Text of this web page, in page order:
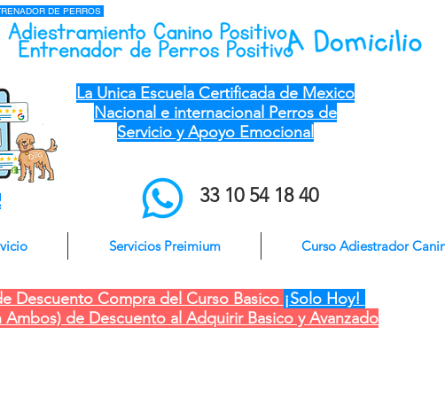
el mejor entrenador de perros a domicilio qro ver pue gdl cdmx mty cdmx modest
dog adiestramiento canino
La Unica Escuela Certificada de Mexico
Nacional e internacional Perros de
Servicio y Apoyo Emocional
33 10 54 18 40
DE PERROS
Servicios Preimium Curso Adiestrador
Descuento Compra del Curso Basico ¡Solo Hoy!
Ambos) de Descuento al Adquirir Basico y Avanzado